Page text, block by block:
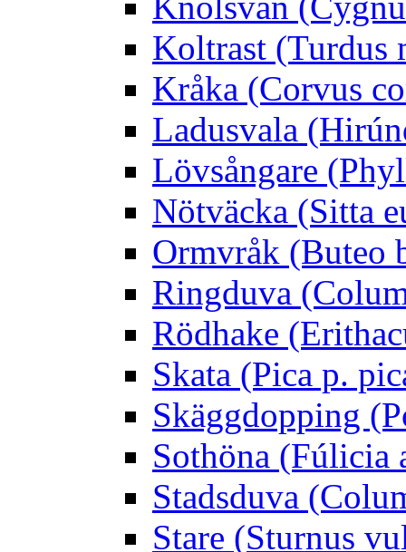
Koltrast (Turdus
Kråka (Corvus
Ladusvala
Lövsångare
Nötväcka (Sitta
Ormvråk (Buteo
Ringduva
Rödhake
Skata (Pica p.
Skäggdopping
Sothöna (Fúlicia
Stadsduva
Stare (Sturnus